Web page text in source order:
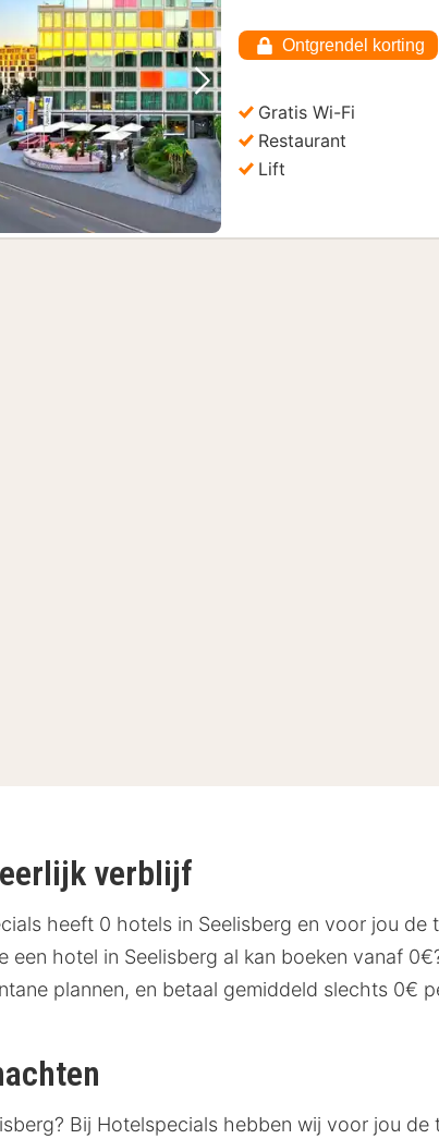
foto Volgende foto
Ontgrendel korting
Gratis Wi-Fi
Restaurant
Lift
verblijf
heeft 0 hotels in Seelisberg en voor jou
een hotel in Seelisberg al kan boeken vanaf
plannen, en betaal gemiddeld slechts 0€
Bij Hotelspecials hebben wij voor jou